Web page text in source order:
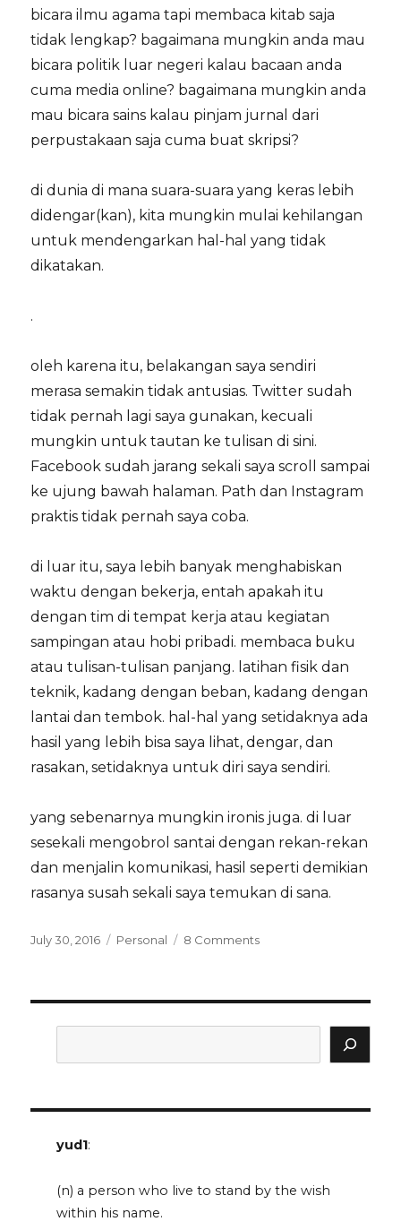
bicara ilmu agama tapi membaca kitab saja
tidak lengkap? bagaimana mungkin anda mau
bicara politik luar negeri kalau bacaan anda
cuma media online? bagaimana mungkin anda
mau bicara sains kalau pinjam jurnal dari
perpustakaan saja cuma buat skripsi?
di dunia di mana suara-suara yang keras lebih
didengar(kan), kita mungkin mulai kehilangan
untuk mendengarkan hal-hal yang tidak
dikatakan.
.
oleh karena itu, belakangan saya sendiri
merasa semakin tidak antusias. Twitter sudah
tidak pernah lagi saya gunakan, kecuali
mungkin untuk tautan ke tulisan di sini.
Facebook sudah jarang sekali saya scroll sampai
ke ujung bawah halaman. Path dan Instagram
praktis tidak pernah saya coba.
di luar itu, saya lebih banyak menghabiskan
waktu dengan bekerja, entah apakah itu
dengan tim di tempat kerja atau kegiatan
sampingan atau hobi pribadi. membaca buku
atau tulisan-tulisan panjang. latihan fisik dan
teknik, kadang dengan beban, kadang dengan
lantai dan tembok. hal-hal yang setidaknya ada
hasil yang lebih bisa saya lihat, dengar, dan
rasakan, setidaknya untuk diri saya sendiri.
yang sebenarnya mungkin ironis juga. di luar
sesekali mengobrol santai dengan rekan-rekan
dan menjalin komunikasi, hasil seperti demikian
rasanya susah sekali saya temukan di sana.
Posted
July 30, 2016 Categories
Personal 8 Commentson
yud1:
(n) a person who live to stand by the wish
within his name.